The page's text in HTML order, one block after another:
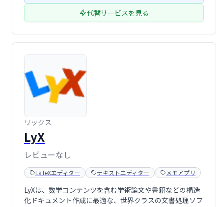
代替サービスを見る
リックス
LyX
レビューなし
LaTeXエディター テキストエディター メモアプリ
LyXは、数学コンテンツを含む学術論文や書籍などの構造
化ドキュメント作成に最適な、世界クラスの文書処理ソフ